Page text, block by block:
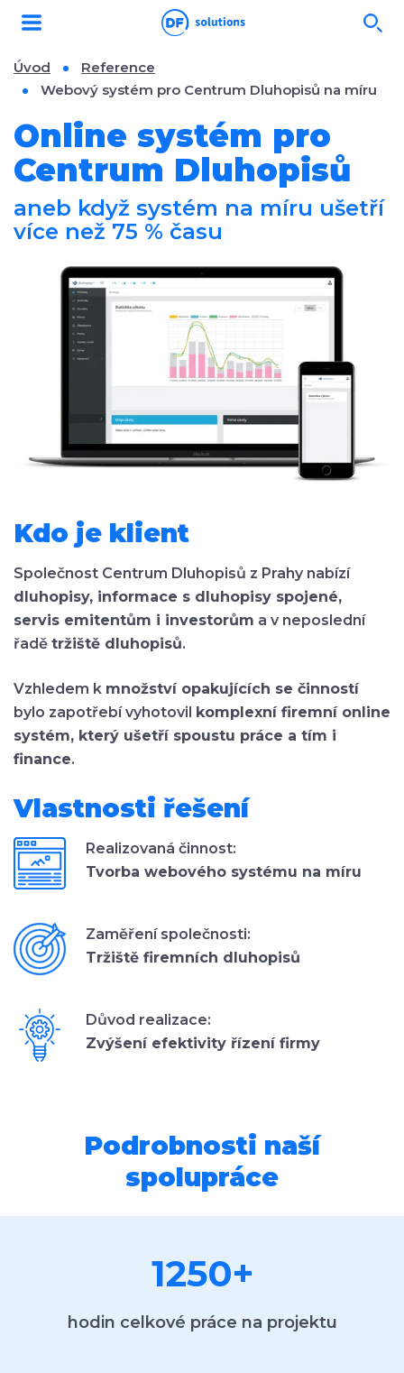
Úvod
Reference
Webový systém pro Centrum Dluhopisů na míru
Online systém pro
Centrum Dluhopisů
aneb když systém na míru ušetří
více než 75 % času
Kdo je klient
Společnost Centrum Dluhopisů z Prahy nabízí
dluhopisy, informace s dluhopisy spojené,
servis emitentům i investorům a v neposlední
řadě tržiště dluhopisů.
Vzhledem k množství opakujících se činností
bylo zapotřebí vyhotovil komplexní firemní online
systém, který ušetří spoustu práce a tím i
finance.
Vlastnosti řešení
Realizovaná činnost:
Tvorba webového systému na míru
Zaměření společnosti:
Tržiště firemních dluhopisů
Důvod realizace:
Zvýšení efektivity řízení firmy
Podrobnosti naší
spolupráce
1250+
hodin celkové práce na projektu